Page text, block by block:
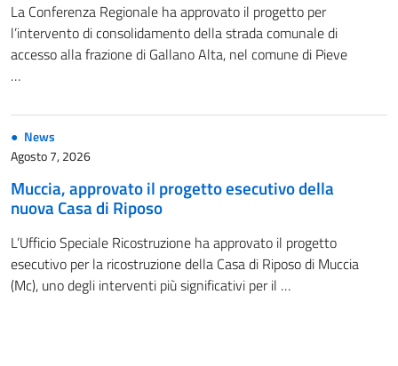
La Conferenza Regionale ha approvato il progetto per
l’intervento di consolidamento della strada comunale di
accesso alla frazione di Gallano Alta, nel comune di Pieve
…
News
Agosto 7, 2026
Muccia, approvato il progetto esecutivo della
nuova Casa di Riposo
L’Ufficio Speciale Ricostruzione ha approvato il progetto
esecutivo per la ricostruzione della Casa di Riposo di Muccia
(Mc), uno degli interventi più significativi per il …